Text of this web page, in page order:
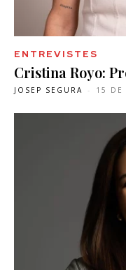
ENTREVISTES
Cristina Royo:
JOSEP SEGURA - 15 DE